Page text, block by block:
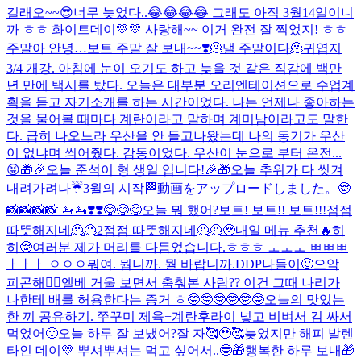
길래오~~😎너무 늦었다..😂😂😂😂 그래도 아직 3월14일이니
까 ㅎㅎ 화이트데이💛💛 사랑해~~ 이거 완전 잘 찍었지! ㅎㅎ
주말아 안녕… 보트 주말 잘 보내~~❣️🫠낼 주말이다🫠귀엽지
3/4 개강. 아침에 눈이 오기도 하고 늦을 것 같은 직감에 백만
년 만에 택시를 탔다. 오늘은 대부분 오리엔테이션으로 수업계
획을 듣고 자기소개를 하는 시간이었다. 나는 언제나 좋아하는
것을 물어볼 때마다 계란이라고 말하며 계미남이라고도 말한
다. 급히 나오느라 우산을 안 들고나왔는데 나의 동기가 우산
이 없냐며 씌어줬다. 감동이었다. 우산이 눈으로 부터 온전...
😝🎁🎉오늘 준석이 형 생일 입니다!🎉🎁오늘 추위가 다 씻겨
내려가려나☔️3월의 시작🏁動画をアップロードしました。 🤓
📸📸📸📸 🚤🚤❣️❣️😋😋😋오늘 뭐 했어?보트! 보트!! 보트!!!점점
따뜻해지네🫠🫠2점점 따뜻해지네🫠🫠🥹내일 메뉴 추천🔥히
히🤓여러분 제가 머리를 다듬었습니다.ㅎㅎㅎ ㅗㅗㅗ ㅃㅃㅃ
ㅏㅏㅏ ㅇㅇㅇ뭐여. 뭡니까. 뭘 바랍니까.DDP나들이🙂으악
피곤해🤦‍♂️엘베 거울 보면서 춤춰본 사람?? 이건 그때 나리가
나한테 배를 허용한다는 증거 ㅎ🤓🤓🤓🤓🤓🤓오늘의 맛있는
한 끼 공유하기. 쭈꾸미 제육+계란후라이 넣고 비벼서 김 싸서
먹었어🙂오늘 하루 잘 보냈어?잘 자🥰🥹🥰늦었지만 해피 발렌
타인 데이💛 뿌셔뿌셔는 먹고 싶어서..🤓🎁행복한 하루 보내🎁